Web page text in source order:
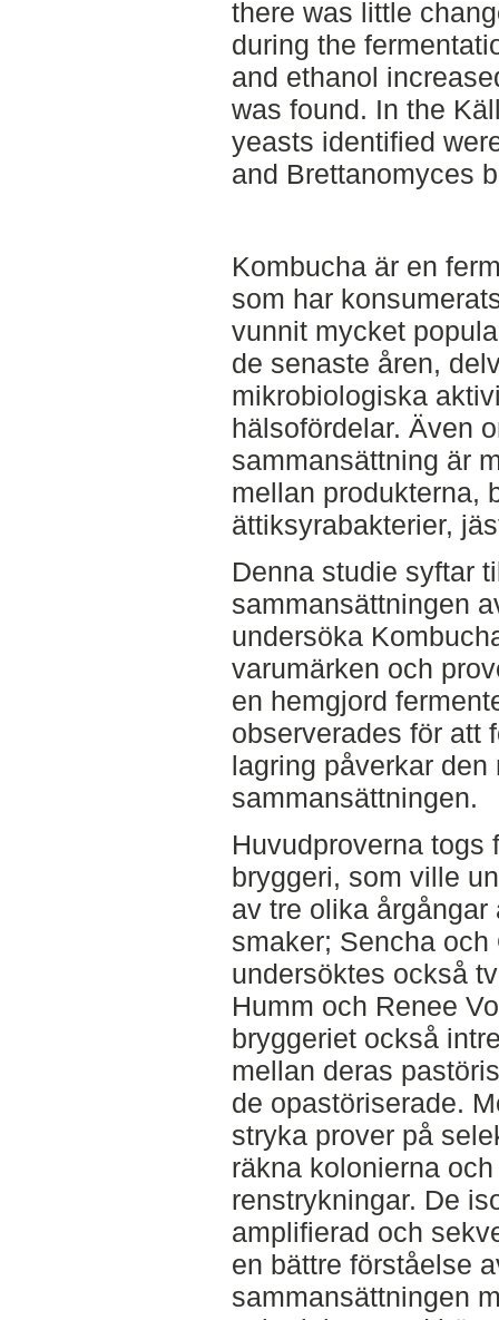
there was little
during the
and ethanol
was found. In the
yeasts identified
and Brettanomyces
Kombucha är en
som har
vunnit mycket
de senaste åren,
mikrobiologiska
hälsofördelar. Även
sammansättning är
mellan produkterna,
ättiksyrabakterier,
Denna studie syftar
sammansättningen
undersöka
varumärken och
en hemgjord
observerades för att
lagring påverkar
sammansättningen.
Huvudproverna togs
bryggeri, som ville
av tre olika
smaker; Sencha
undersöktes också
Humm och Renee
bryggeriet också
mellan deras
de opastöriserade.
stryka prover på
räkna kolonierna
renstrykningar. De
amplifierad och
en bättre förståelse
sammansättningen